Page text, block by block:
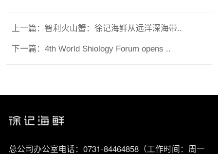
上一篇： 智利火山蟹：徐记海鲜从远洋深海带..
下一篇： 4th World Shiology Forum opens ..
总公司办公室电话：0731-84464858（工作时间：周一